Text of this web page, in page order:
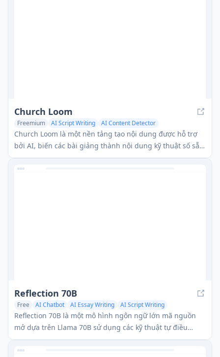
Church Loom
Freemium AI Script Writing
AI Content Detector
AI Social Media Assistant
Church Loom là một nền tảng tạo nội dung được hỗ trợ
bởi AI, biến các bài giảng thành nội dung kỹ thuật số sẵn
sàng sử dụng cho các nhà thờ.
Reflection 70B
Free AI Chatbot AI Essay Writing AI Script Writing
Reflection 70B là một mô hình ngôn ngữ lớn mã nguồn
mở dựa trên Llama 70B sử dụng các kỹ thuật tự điều
chỉnh đổi mới để cải thiện độ chính xác và hiệu suất.